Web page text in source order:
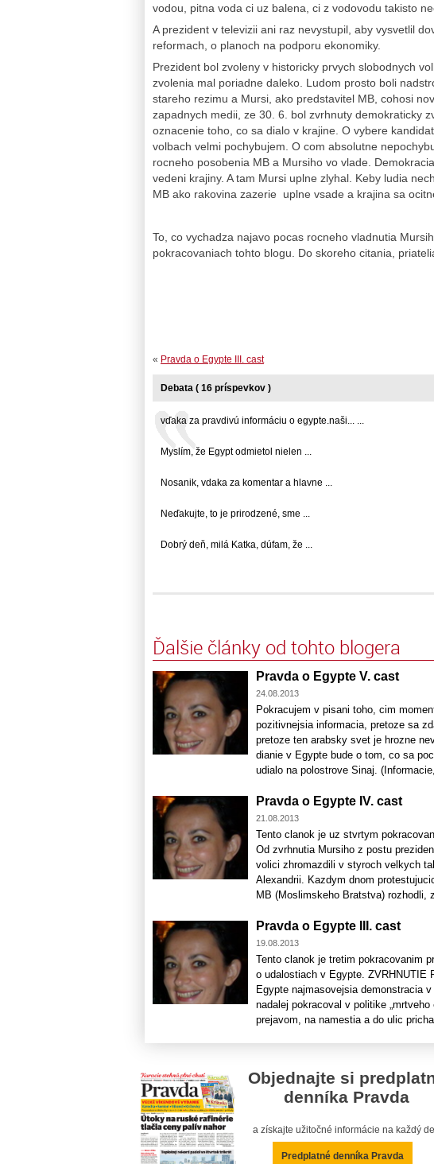
vodou, pitna voda ci uz balena, ci z vodovodu takisto
A prezident v televizii ani raz nevystupil, aby vysvetlil
reformach, o planoch na podporu ekonomiky.
Prezident bol zvoleny v historicky prvych slobodnych
zvolenia mal poriadne daleko. Ludom prosto boli
stareho rezimu a Mursi, ako predstavitel MB, cohosi
zapadnych medii, ze 30. 6. bol zvrhnuty demokraticky
oznacenie toho, co sa dialo v krajine. O vybere
volbach velmi pochybujem. O com absolutne
rocneho posobenia MB a Mursiho vo vlade.
vedeni krajiny. A tam Mursi uplne zlyhal. Keby ludia
MB ako rakovina zazerie uplne vsade a krajina sa
To, co vychadza najavo pocas rocneho vladnutia
pokracovaniach tohto blogu. Do skoreho citania,
« Pravda o Egypte III. cast
Debata ( 16 príspevkov )
vďaka za pravdivú informáciu o egypte.naši... ...
Myslím, že Egypt odmietol nielen ...
Nosanik, vdaka za komentar a hlavne ...
Neďakujte, to je prirodzené, sme ...
Dobrý deň, milá Katka, dúfam, že ...
Ďalšie články od tohto blogera
Pravda o Egypte V. cast
24.08.2013
Pokracujem v pisani toho, cim
pozitivnejsia informacia, pretoze sa
pretoze ten arabsky svet je hrozne
dianie v Egypte bude o tom, co sa
udialo na polostrove Sinaj.
Pravda o Egypte IV. cast
21.08.2013
Tento clanok je uz stvrtym
Od zvrhnutia Mursiho z postu
volici zhromazdili v styroch velkych
Alexandrii. Kazdym dnom
MB (Moslimskeho Bratstva) rozhodli,
Pravda o Egypte III. cast
19.08.2013
Tento clanok je tretim pokracovanim
o udalostiach v Egypte. ZVRHNUTIE
Egypte najmasovejsia demonstracia
nadalej pokracoval v politike
prejavom, na namestia a do ulic
Objednajte si
denníka Pravda
a získajte užitočné informácie na každý
Predplatné denníka Pravda